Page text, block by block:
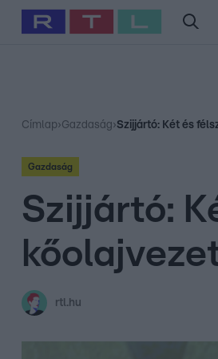
Babits Marcella Szellő István
Címlap›Gazdaság›Szijjártó: Két és
Gazdaság
Szijjártó:
rtl.hu